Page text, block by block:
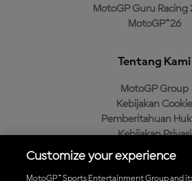
MotoGP Guru Racing
MotoGP™26
Tentang Kami
MotoGP Group
Kebijakan Cookie
Pemberitahuan
Kebijakan Privasi
Kebijakan
Customize your experience
MotoGP™ Sports Entertainment Group and